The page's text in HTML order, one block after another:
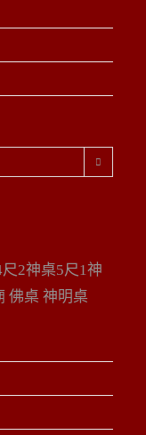
2神桌5尺1神
佛桌 神明桌